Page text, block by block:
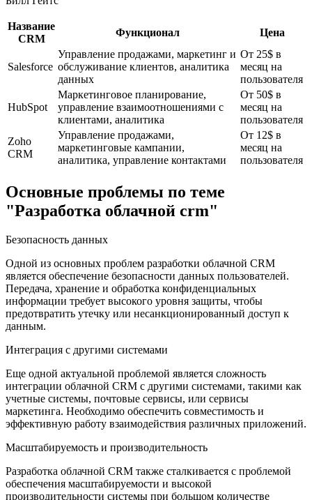
Название
CRM
Функционал Цена
Salesforce
Управление продажами, маркетинг и
обслуживание клиентов, аналитика
данных
От 25$ в
месяц на
пользователя
HubSpot
Маркетинговое планирование,
управление взаимоотношениями с
клиентами, аналитика
От 50$ в
месяц на
пользователя
Zoho
CRM
Управление продажами,
маркетинговые кампании,
аналитика, управление контактами
От 12$ в
месяц на
пользователя
Основные проблемы по теме
"Разработка облачной crm"
Безопасность данных
Одной из основных проблем разработки облачной CRM
является обеспечение безопасности данных пользователей.
Передача, хранение и обработка конфиденциальных
информации требует высокого уровня защиты, чтобы
предотвратить утечку или несанкционированный доступ к
данным.
Интеграция с другими системами
Еще одной актуальной проблемой является сложность
интеграции облачной CRM с другими системами, такими как
учетные системы, почтовые сервисы, или сервисы
маркетинга. Необходимо обеспечить совместимость и
эффективную работу взаимодействия различных приложений.
Масштабируемость и производительность
Разработка облачной CRM также сталкивается с проблемой
обеспечения масштабируемости и высокой
производительности системы при большом количестве